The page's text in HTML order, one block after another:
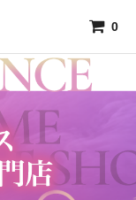
0